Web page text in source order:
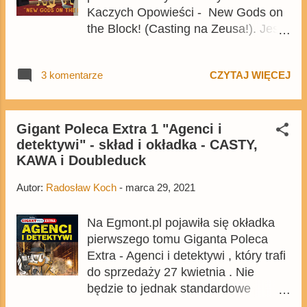
Kaczych Opowieści - New Gods on
the Block! (Casting na Zeusa!). Jest
Rodziny. W odcinku ponownie
Selene, ponieważ jego główny wątek
będzie opowiadał o rekrutacji na
wcześniej zajęte przez Zeusa
miejsce w panteonie greckich bóstw.
umówić się na randkę z Daisy.
wyemitowana dziś o 20:00. Na tym
nie kończy się emisja nowych
przygód kaczek, ponieważ kolejne
odcinki będą pojawić się codziennie
aż do czwartku, o czym więcej
3 komentarze CZYTAJ WIĘCEJ
Gigant Poleca Extra 1 "Agenci i
detektywi" - skład i okładka - CASTY,
KAWA i Doubleduck
Autor: Radosław Koch - marca 29, 2021
Na Egmont.pl pojawiła się okładka
pierwszego tomu Giganta Poleca
Extra - Agenci i detektywi , który trafi
do sprzedaży 27 kwietnia . Nie
będzie to jednak standardowe